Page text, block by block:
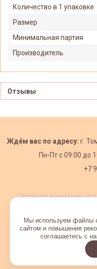
Количество в 1 упаковке
Размер
Минимальная партия
Производитель
Отзывы
Ждём вас по адресу: г.
Пн-Пт с09:00 до
+7
Обратите внимание,
Интернет-
Мы используем файлы
сайтом и повышения
соглашаетесь с